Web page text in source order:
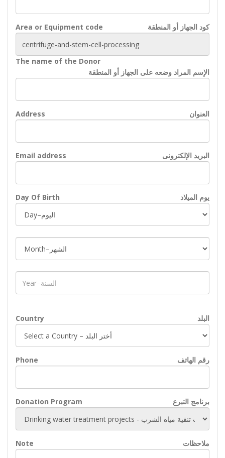
Area or Equipment code كود الجهاز أو المنطقة
The name of the Donor
الإسم المراد وضعه على الجهاز أو المنطقة
Address العنوان
Email address البريد الإلكترونى
Day Of Birth يوم الميلاد
Country البلد
Phone رقم الهاتف
Donation Program برنامج التبرع
Note ملاحظات